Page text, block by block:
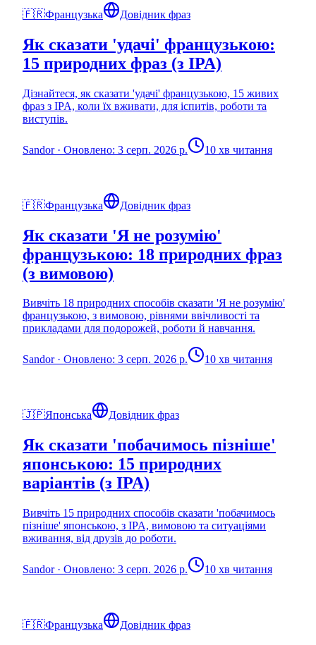
🇫🇷Французька Довідник фраз
Як сказати 'удачі' французькою:
15 природних фраз (з IPA)
Дізнайтеся, як сказати 'удачі' французькою, 15 живих
фраз з IPA, коли їх вживати, для іспитів, роботи та
виступів.
Sandor· Оновлено: 3 серп. 2026 р. 10 хв читання
🇫🇷Французька Довідник фраз
Як сказати 'Я не розумію'
французькою: 18 природних фраз
(з вимовою)
Вивчіть 18 природних способів сказати 'Я не розумію'
французькою, з вимовою, рівнями ввічливості та
прикладами для подорожей, роботи й навчання.
Sandor· Оновлено: 3 серп. 2026 р. 10 хв читання
🇯🇵Японська Довідник фраз
Як сказати 'побачимось пізніше'
японською: 15 природних
варіантів (з IPA)
Вивчіть 15 природних способів сказати 'побачимось
пізніше' японською, з IPA, вимовою та ситуаціями
вживання, від друзів до роботи.
Sandor· Оновлено: 3 серп. 2026 р. 10 хв читання
🇫🇷Французька Довідник фраз